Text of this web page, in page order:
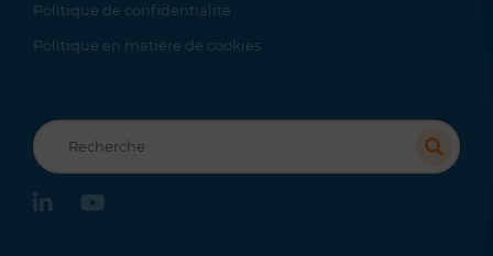
Politique de confidentialité
Politique en matière de cookies
Recherche
linkedin